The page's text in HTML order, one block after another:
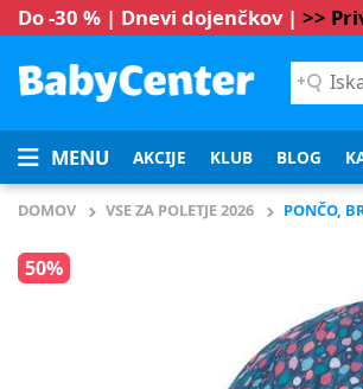
Do -30 % | Dnevi dojenčkov | >>
Iskanje
...
MENU AKCIJE KLUB BLOG
DOMOV VSE ZA POLETJE 2026 PONČO,
50%